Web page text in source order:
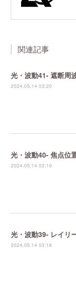
関連記事
光・波動41- 遮断周
2024.05.14 03:20
光・波動40- 焦点位
2024.05.14 03:19
光・波動39- レイリ
2024.05.14 03:18